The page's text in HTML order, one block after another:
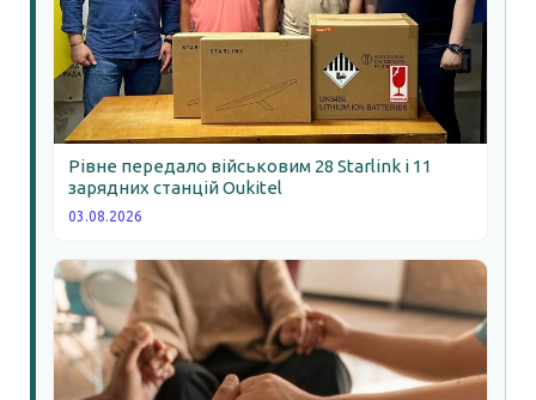
Рівне передало військовим 28 Starlink і 11
зарядних станцій Oukitel
03.08.2026